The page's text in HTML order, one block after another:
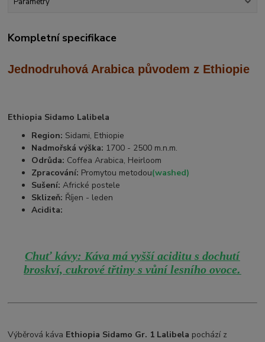
Kompletní specifikace
Jednodruhová Arabica původem z Ethiopie
Ethiopia Sidamo Lalibela
Region: Sidami, Ethiopie
Nadmořská výška: 1700 - 2500 m.n.m.
Odrůda: Coffea Arabica, Heirloom
Zpracování: Promytou metodou(washed)
Sušení: Africké postele
Sklizeň: Říjen - leden
Acidita:
Chuť kávy: Káva má vyšší aciditu s dochutí
broskví, cukrové třtiny s vůní lesního ovoce.
Výběrová káva Ethiopia Sidamo Gr. 1 Lalibela pochází z